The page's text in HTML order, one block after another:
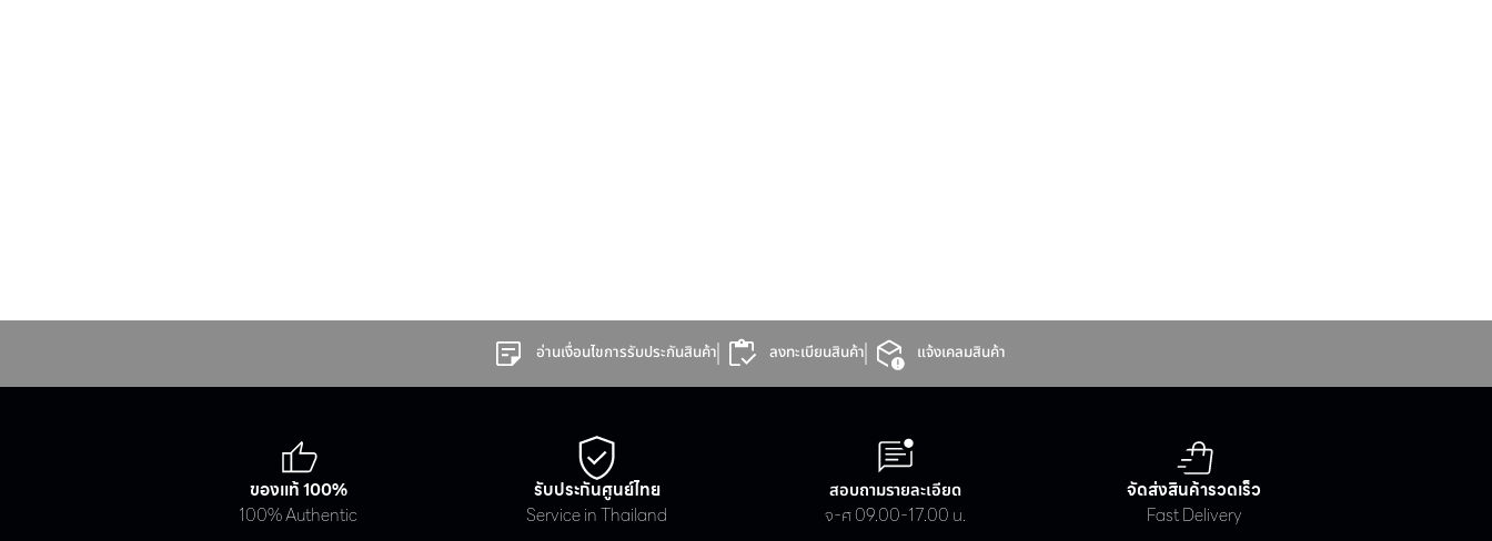
อ่านเงื่อนไขการรับประกันสินค้า ลงทะเบียนสินค้า แจ้งเคลมสินค้า
ของแท้ 100%
100% Authentic
รับประกันศูนย์ไทย
Service in Thailand
สอบถามรายละเอียด
จ-ศ 09.00-17.00 น.
จัดส่งสินค้ารวดเร็ว
Fast Delivery